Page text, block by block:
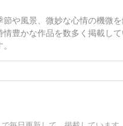
や風景、微妙な心情の機微
豊かな作品を数多く掲載し